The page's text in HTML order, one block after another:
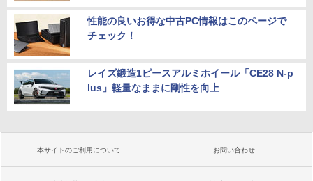
性能の良いお得な中古PC情報はこのページで
チェック！
レイズ鍛造1ピースアルミホイール「CE28 N-p
lus」軽量なままに剛性を向上
本サイトのご利用について お問い合わせ